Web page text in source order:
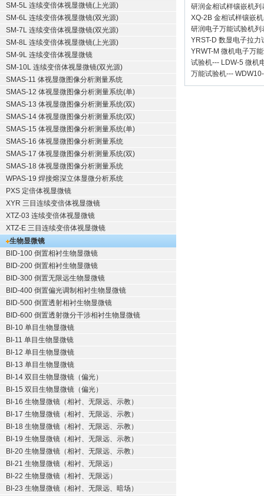
SM-5L 连续变倍体视显微镜(上光源)
SM-6L 连续变倍体视显微镜(双光源)
SM-7L 连续变倍体视显微镜(双光源)
SM-8L 连续变倍体视显微镜(上光源)
SM-9L 连续变倍体视显微镜
SM-10L 连续变倍体视显微镜(双光源)
SMAS-11 体视显微图像分析测量系统
SMAS-12 体视显微图像分析测量系统(单)
SMAS-13 体视显微图像分析测量系统(双)
SMAS-14 体视显微图像分析测量系统(双)
SMAS-15 体视显微图像分析测量系统(单)
SMAS-16 体视显微图像分析测量系统
SMAS-17 体视显微图像分析测量系统(双)
SMAS-18 体视显微图像分析测量系统
WPAS-19 焊接熔深立体显微分析系统
PXS 定倍体视显微镜
XYR 三目连续变倍体视显微镜
XTZ-03 连续变倍体视显微镜
XTZ-E 三目连续变倍体视显微镜
生物显微镜
BID-100 倒置相衬生物显微镜
BID-200 倒置相衬生物显微镜
BID-300 倒置无限远生物显微镜
BID-400 倒置偏光调制相衬生物显微镜
BID-500 倒置透射相衬生物显微镜
BID-600 倒置透射微分干涉相衬生物显微镜
BI-10 单目生物显微镜
BI-11 单目生物显微镜
BI-12 单目生物显微镜
BI-13 单目生物显微镜
BI-14 双目生物显微镜（偏光）
BI-15 双目生物显微镜（偏光）
BI-16 生物显微镜（相衬、无限远、示教）
BI-17 生物显微镜（相衬、无限远、示教）
BI-18 生物显微镜（相衬、无限远、示教）
BI-19 生物显微镜（相衬、无限远、示教）
BI-20 生物显微镜（相衬、无限远、示教）
BI-21 生物显微镜（相衬、无限远）
BI-22 生物显微镜（相衬、无限远）
BI-23 生物显微镜（相衬、无限远、暗场）
研润金相试样镶嵌机列
XQ-2B 金相试样镶嵌机
研润电子万能试验机列
YRST-D 数显电子拉力
YRWT-M 微机电子万
试验机--- LDW-5 微机
万能试验机---